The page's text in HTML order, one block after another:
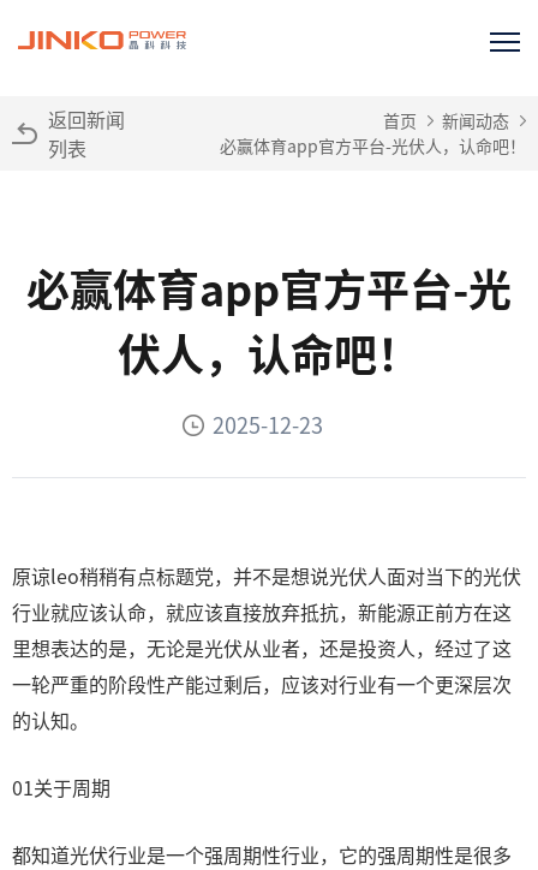
返回新闻
列表
首页
新闻动态
必赢体育app官方平台-光伏人，认命吧！
必赢体育app官方平台-光
伏人，认命吧！
2025-12-23
原谅leo稍稍有点标题党，并不是想说光伏人面对当下的光伏
行业就应该认命，就应该直接放弃抵抗，新能源正前方在这
里想表达的是，无论是光伏从业者，还是投资人，经过了这
一轮严重的阶段性产能过剩后，应该对行业有一个更深层次
的认知。
01关于周期
都知道光伏行业是一个强周期性行业，它的强周期性是很多